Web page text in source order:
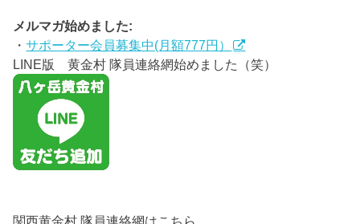
メルマガ始めました:
・サポーター会員募集中(月額777円）
LINE版 黄金村 隊員連絡網始めました（笑）
関西黄金村 隊員連絡網はこちら